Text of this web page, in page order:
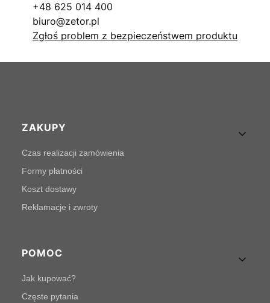
+48 625 014 400
biuro@zetor.pl
Zgłoś problem z bezpieczeństwem produktu
Linki w stopce
ZAKUPY
Czas realizacji zamówienia
Formy płatności
Koszt dostawy
Reklamacje i zwroty
POMOC
Jak kupować?
Częste pytania